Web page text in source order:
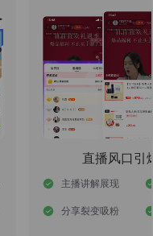
直播风口引
主播讲解展现
分享裂变吸粉